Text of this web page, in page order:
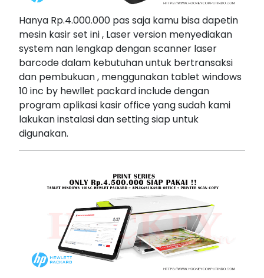
Hanya Rp.4.000.000 pas saja kamu bisa dapetin
mesin kasir set ini , Laser version menyediakan
system nan lengkap dengan scanner laser
barcode dalam kebutuhan untuk bertransaksi
dan pembukuan , menggunakan tablet windows
10 inc by hewllet packard include dengan
program aplikasi kasir office yang sudah kami
lakukan instalasi dan setting siap untuk
digunakan.